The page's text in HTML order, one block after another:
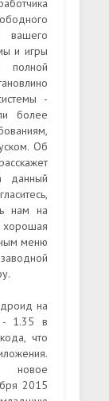
вашего
и игры
полной
-
более
Об
данный
нам на
меню
на
- 1.35 в
что
новое
2015